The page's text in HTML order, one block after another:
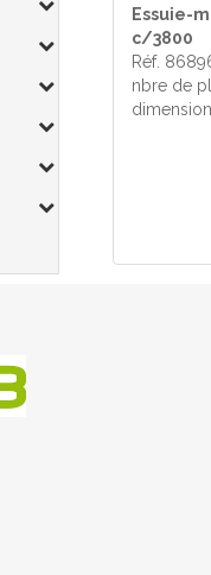
Essuie-
c/3800
Réf.
nbre de
dimension